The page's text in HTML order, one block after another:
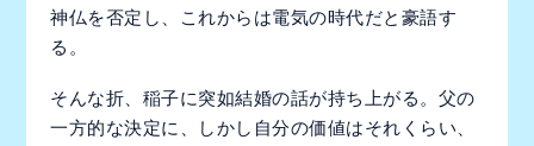
神仏を否定し、これからは電気の時代だと豪語す
る。
そんな折、稲子に突如結婚の話が持ち上がる。父の
一方的な決定に、しかし自分の価値はそれくらい、